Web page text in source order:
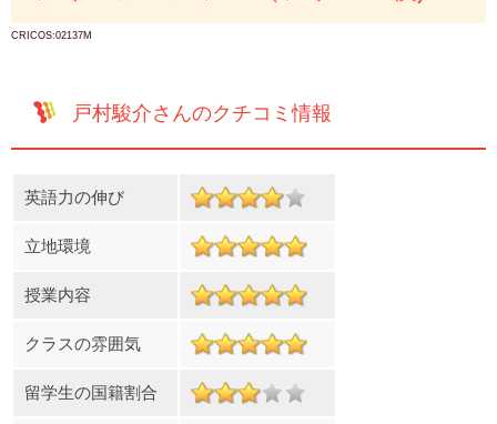
CRICOS:02137M
戸村駿介さんのクチコミ情報
英語力の伸び
立地環境
授業内容
クラスの雰囲気
留学生の国籍割合